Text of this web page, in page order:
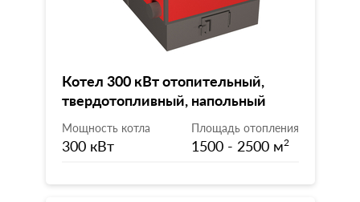
Котел 300 кВт отопительный,
твердотопливный, напольный
Мощность котла
300 кВт
Площадь отопления
1500 - 2500 м2